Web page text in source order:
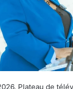
o
u
r
i
e
Plateau de